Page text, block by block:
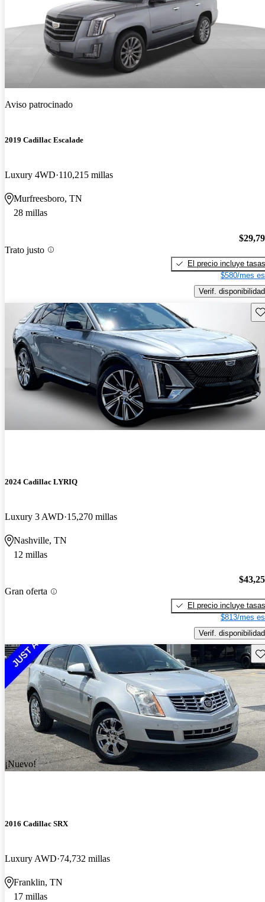
Aviso patrocinado
2019 Cadillac Escalade
Luxury 4WD 110,215 millas
Murfreesboro, TN
28 millas
Trato justo
El precio incluye tasas
$580/mes
Verif. disponibilidad
2024 Cadillac LYRIQ
Luxury 3 AWD 15,270 millas
Nashville, TN
12 millas
Gran oferta
El precio incluye tasas
$813/mes
Verif. disponibilidad
¡Nuevo!
2016 Cadillac SRX
Luxury AWD 74,732 millas
Franklin, TN
17 millas